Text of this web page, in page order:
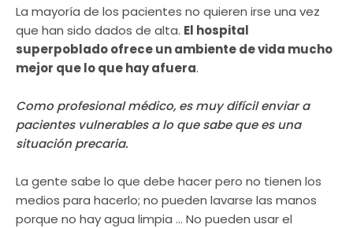
La mayoría de los pacientes no quieren irse una vez
que han sido dados de alta. El hospital
superpoblado ofrece un ambiente de vida mucho
mejor que lo que hay afuera.
Como profesional médico, es muy difícil enviar a
pacientes vulnerables a lo que sabe que es una
situación precaria.
La gente sabe lo que debe hacer pero no tienen los
medios para hacerlo; no pueden lavarse las manos
porque no hay agua limpia … No pueden usar el